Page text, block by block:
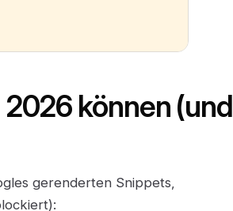
können (und
gerenderten Snippets,